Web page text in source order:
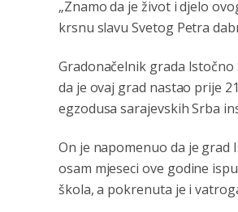
„Znamo da je život i djelo
krsnu slavu Svetog Petra
Gradonačelnik grada Istočno
da je ovaj grad nastao prije
egzodusa sarajevskih Srba
On je napomenuo da je grad
osam mjeseci ove godine
škola, a pokrenuta je i